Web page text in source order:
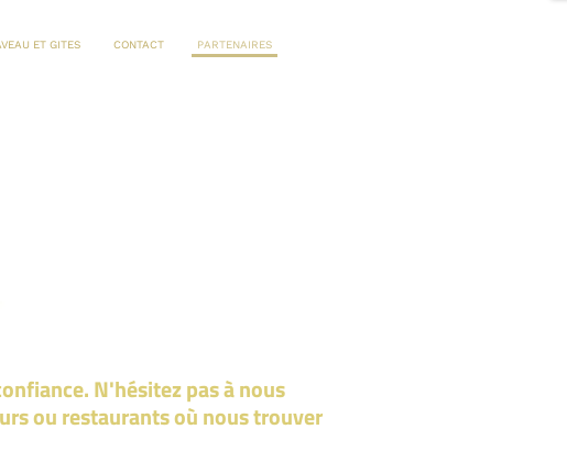
ET GITES CONTACT PARTENAIRES
N'hésitez pas à nous
ou restaurants où nous trouver